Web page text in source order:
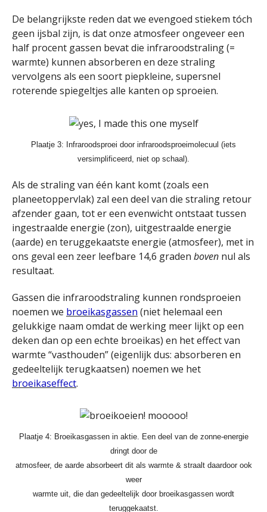
De belangrijkste reden dat we evengoed stiekem tóch
geen ijsbal zijn, is dat onze atmosfeer ongeveer een
half procent gassen bevat die infraroodstraling (=
warmte) kunnen absorberen en deze straling
vervolgens als een soort piepkleine, supersnel
roterende spiegeltjes alle kanten op sproeien.
Plaatje 3: Infraroodsproei door infraroodsproeimolecuul (iets
versimplificeerd, niet op schaal).
Als de straling van één kant komt (zoals een
planeetoppervlak) zal een deel van die straling retour
afzender gaan, tot er een evenwicht ontstaat tussen
ingestraalde energie (zon), uitgestraalde energie
(aarde) en teruggekaatste energie (atmosfeer), met in
ons geval een zeer leefbare 14,6 graden boven nul als
resultaat.
Gassen die infraroodstraling kunnen rondsproeien
noemen we broeikasgassen (niet helemaal een
gelukkige naam omdat de werking meer lijkt op een
deken dan op een echte broeikas) en het effect van
warmte “vasthouden” (eigenlijk dus: absorberen en
gedeeltelijk terugkaatsen) noemen we het
broeikaseffect.
Plaatje 4: Broeikasgassen in aktie. Een deel van de zonne-energie
dringt door de
atmosfeer, de aarde absorbeert dit als warmte & straalt daardoor ook
weer
warmte uit, die dan gedeeltelijk door broeikasgassen wordt
teruggekaatst.